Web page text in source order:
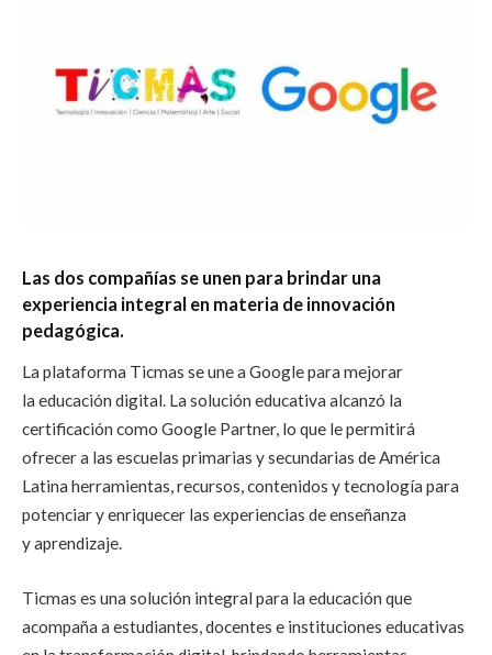
Las dos compañías se unen para brindar una
experiencia integral en materia de innovación
pedagógica.
La plataforma Ticmas se une a Google para mejorar
la educación digital. La solución educativa alcanzó la
certificación como Google Partner, lo que le permitirá
ofrecer a las escuelas primarias y secundarias de América
Latina herramientas, recursos, contenidos y tecnología para
potenciar y enriquecer las experiencias de enseñanza
y aprendizaje.
Ticmas es una solución integral para la educación que
acompaña a estudiantes, docentes e instituciones educativas